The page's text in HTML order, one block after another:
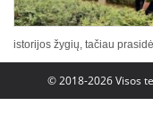
istorijos žygių, tačiau
© 2018-2026 Visos